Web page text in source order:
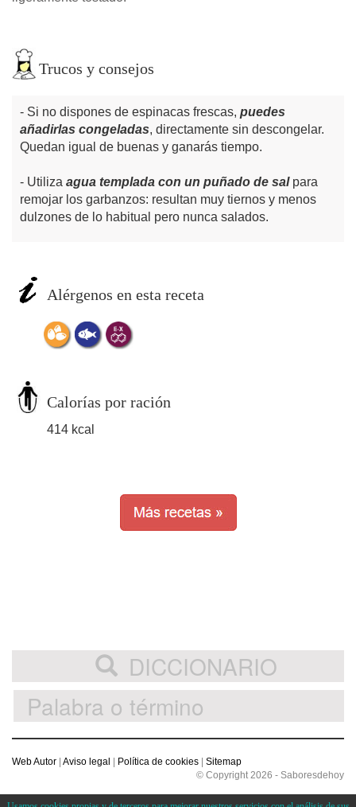
Trucos y consejos
Si no dispones de espinacas frescas, puedes
añadirlas congeladas, directamente sin descongelar.
Quedan igual de buenas y ganarás tiempo.
Utiliza agua templada con un puñado de salpara
remojar los garbanzos: resultan muy tiernos y menos
dulzones de lo habitual pero nunca salados.
Alérgenos en esta receta
Calorías por ración
414 kcal
DICCIONARIO
Web Autor Aviso legal Política de cookies
Sitemap
© Copyright 2026 - Saboresdehoy